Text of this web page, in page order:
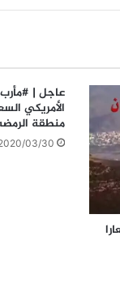
عاجل |
الأمريكي
منطقة
03/30